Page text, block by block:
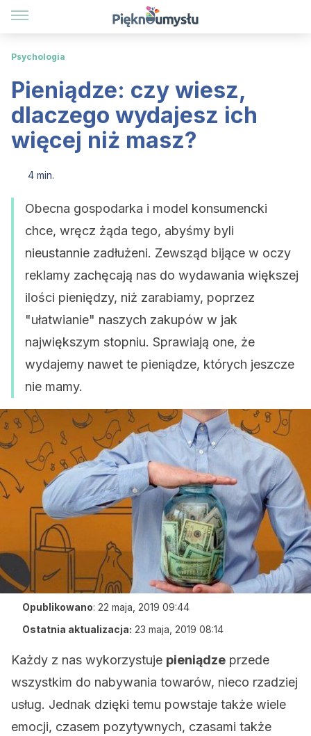
Psychologia
Pieniądze: czy wiesz,
dlaczego wydajesz ich
więcej niż masz?
4 min.
Obecna gospodarka i model konsumencki
chce, wręcz żąda tego, abyśmy byli
nieustannie zadłużeni. Zewsząd bijące w oczy
reklamy zachęcają nas do wydawania większej
ilości pieniędzy, niż zarabiamy, poprzez
"ułatwianie" naszych zakupów w jak
największym stopniu. Sprawiają one, że
wydajemy nawet te pieniądze, których jeszcze
nie mamy.
Opublikowano: 22 maja, 2019 09:44
Ostatnia aktualizacja: 23 maja, 2019 08:14
Każdy z nas wykorzystuje pieniądze przede
wszystkim do nabywania towarów, nieco rzadziej
usług. Jednak dzięki temu powstaje także wiele
emocji, czasem pozytywnych, czasami także